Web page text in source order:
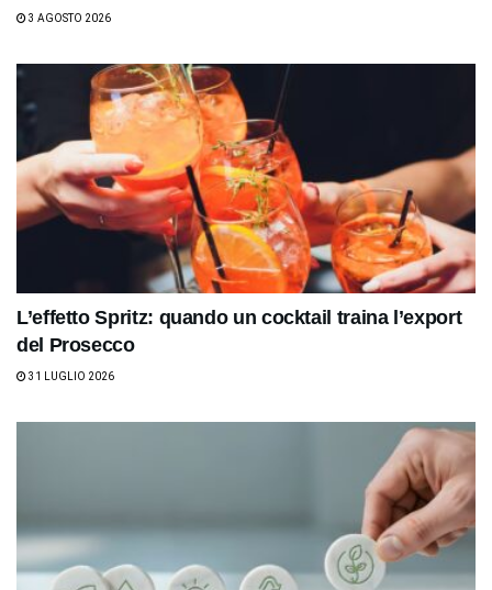
3 AGOSTO 2026
L’effetto Spritz: quando un cocktail traina l’export
del Prosecco
31 LUGLIO 2026